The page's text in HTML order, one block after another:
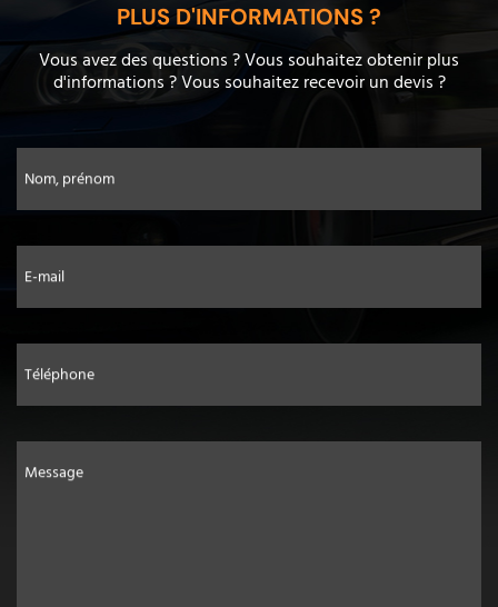
PLUS D'INFORMATIONS ?
Vous avez des questions ? Vous souhaitez obtenir plus
d'informations ? Vous souhaitez recevoir un devis ?
Nom, prénom
E-mail
Téléphone
Message